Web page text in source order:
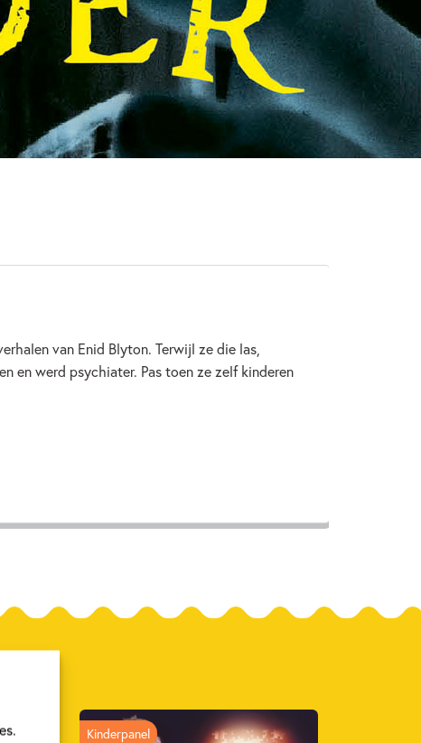
2022
Detective & thrillers
Spanning
Martine Kamphuis
van Enid Blyton. Terwijl ze die las,
en werd psychiater. Pas toen ze zelf kinderen
Kinderpanel